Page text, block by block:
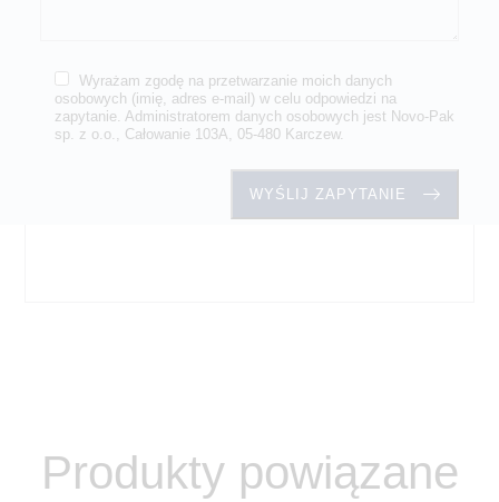
Wyrażam zgodę na przetwarzanie moich danych
osobowych (imię, adres e-mail) w celu odpowiedzi na
zapytanie. Administratorem danych osobowych jest Novo-Pak
sp. z o.o., Całowanie 103A, 05-480 Karczew.
Produkty powiązane